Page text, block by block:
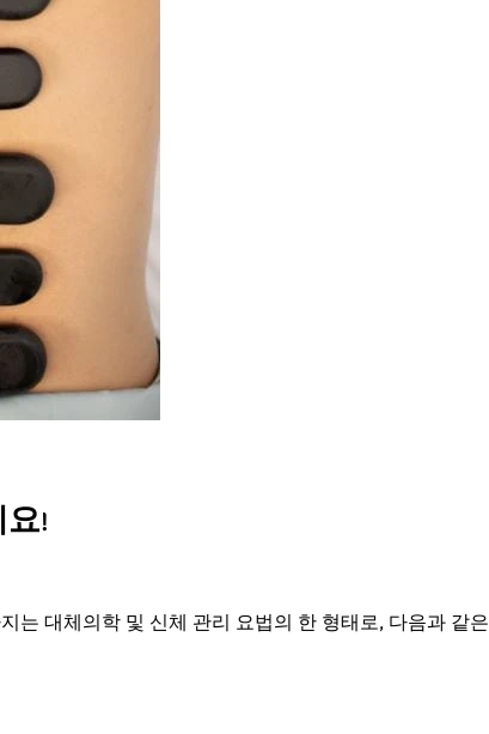
!
는 대체의학 및 신체 관리 요법의 한 형태로, 다음과 같